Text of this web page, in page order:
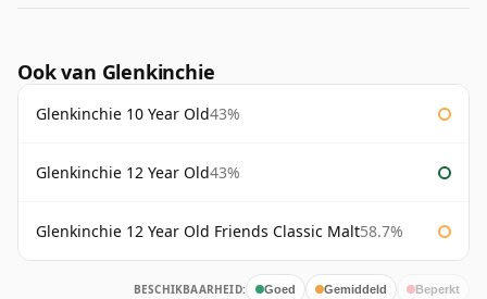
Ook van Glenkinchie
Glenkinchie 10 Year Old43%
Glenkinchie 12 Year Old43%
Glenkinchie 12 Year Old Friends Classic Malt58.7%
BESCHIKBAARHEID: Goed Gemiddeld Beperkt